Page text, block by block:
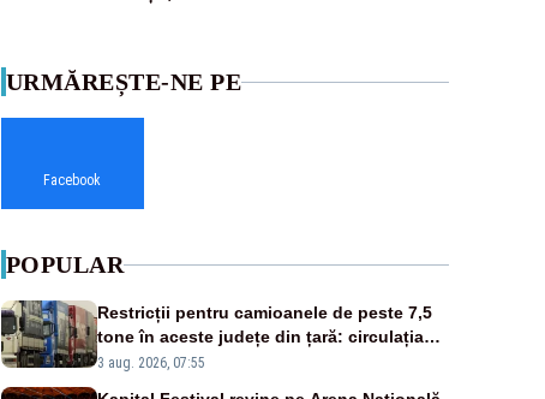
URMĂREȘTE-NE PE
Facebook
POPULAR
Restricții pentru camioanele de peste 7,5
tone în aceste județe din țară: circulația
este interzisă luni, între orele 12:00 și
3 aug. 2026, 07:55